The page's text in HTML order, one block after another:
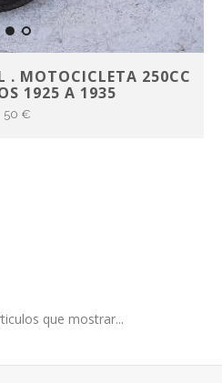
. MOTOCICLETA 250CC
1925 A 1935
50 €
que mostrar...